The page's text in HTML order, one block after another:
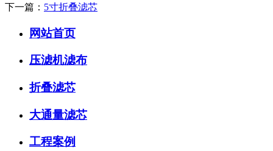
下一篇： 5寸折叠滤芯
网站首页
压滤机滤布
折叠滤芯
大通量滤芯
工程案例